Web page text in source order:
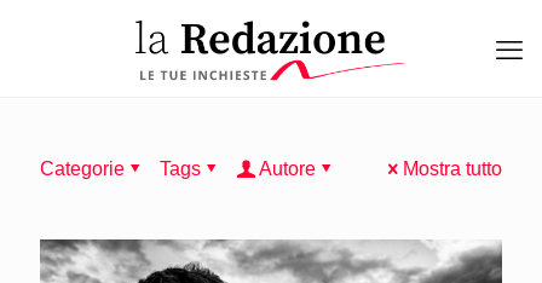
Categorie Tags Autore Mostra tutto